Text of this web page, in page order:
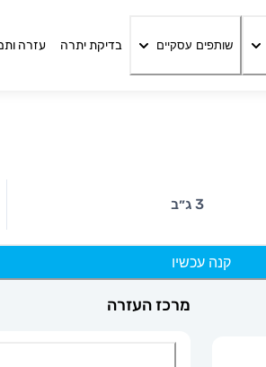
שותפים עסקיים בדיקת יתרה עזרה
3 ג״ב
קנה עכשיו
מרכז העזרה